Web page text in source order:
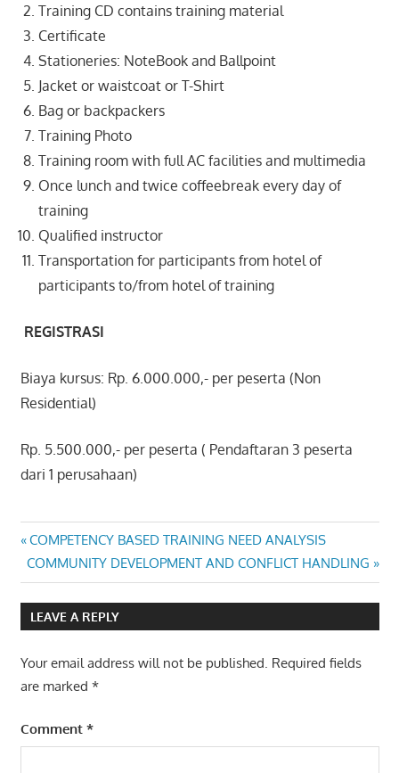
Training CD contains training material
Certificate
Stationeries: NoteBook and Ballpoint
Jacket or waistcoat or T-Shirt
Bag or backpackers
Training Photo
Training room with full AC facilities and multimedia
Once lunch and twice coffeebreak every day of
training
Qualified instructor
Transportation for participants from hotel of
participants to/from hotel of training
REGISTRASI
Biaya kursus: Rp. 6.000.000,- per peserta (Non
Residential)
Rp. 5.500.000,- per peserta ( Pendaftaran 3 peserta
dari 1 perusahaan)
COMPENSATION
STRATEGY
Post
navigation
Previous
Post:
COMPETENCY BASED TRAINING NEED ANALYSIS
Next
Post:
COMMUNITY DEVELOPMENT AND CONFLICT HANDLING
LEAVE A REPLY
Your email address will not be published. Required fields
are marked *
Comment *